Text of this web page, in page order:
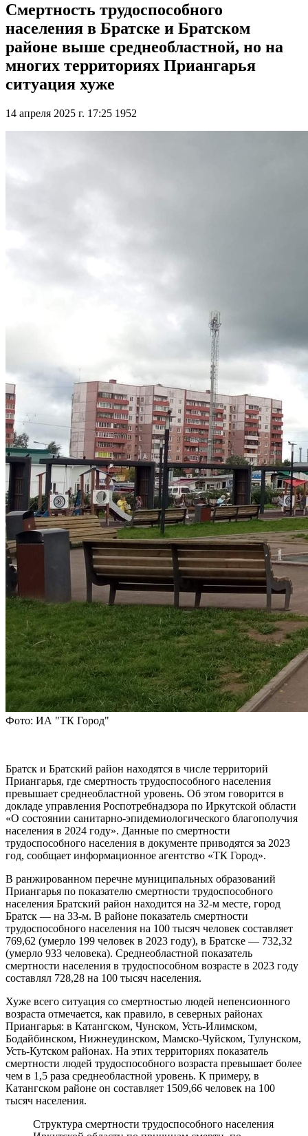
Смертность трудоспособного
населения в Братске и Братском
районе выше среднеобластной, но на
многих территориях Приангарья
ситуация хуже
14 апреля 2025 г. 17:25 1952
Фото: ИА "ТК Город"
Братск и Братский район находятся в числе территорий
Приангарья, где смертность трудоспособного населения
превышает среднеобластной уровень. Об этом говорится в
докладе управления Роспотребнадзора по Иркутской области
«О состоянии санитарно-эпидемиологического благополучия
населения в 2024 году». Данные по смертности
трудоспособного населения в документе приводятся за 2023
год, сообщает информационное агентство «ТК Город».
В ранжированном перечне муниципальных образований
Приангарья по показателю смертности трудоспособного
населения Братский район находится на 32-м месте, город
Братск — на 33-м. В районе показатель смертности
трудоспособного населения на 100 тысяч человек составляет
769,62 (умерло 199 человек в 2023 году), в Братске — 732,32
(умерло 933 человека). Среднеобластной показатель
смертности населения в трудоспособном возрасте в 2023 году
составлял 728,28 на 100 тысяч населения.
Хуже всего ситуация со смертностью людей непенсионного
возраста отмечается, как правило, в северных районах
Приангарья: в Катангском, Чунском, Усть-Илимском,
Бодайбинском, Нижнеудинском, Мамско-Чуйском, Тулунском,
Усть-Кутском районах. На этих территориях показатель
смертности людей трудоспособного возраста превышает более
чем в 1,5 раза среднеобластной уровень. К примеру, в
Катангском районе он составляет 1509,66 человек на 100
тысяч населения.
Структура смертности трудоспособного населения